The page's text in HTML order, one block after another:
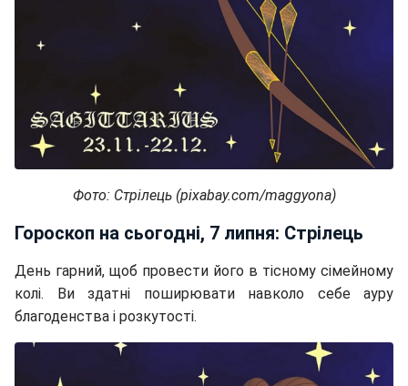
Фото: Стрілець (pixabay.com/maggyona)
Гороскоп на сьогодні, 7 липня: Стрілець
День гарний, щоб провести його в тісному сімейному
колі. Ви здатні поширювати навколо себе ауру
благоденства і розкутості.